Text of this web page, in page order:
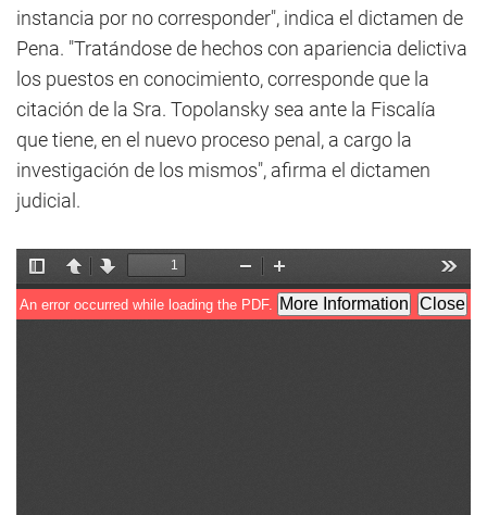
instancia por no corresponder", indica el dictamen de
Pena. "Tratándose de hechos con apariencia delictiva
los puestos en conocimiento, corresponde que la
citación de la Sra. Topolansky sea ante la Fiscalía
que tiene, en el nuevo proceso penal, a cargo la
investigación de los mismos", afirma el dictamen
judicial.